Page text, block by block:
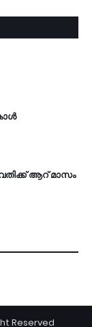
ആറ് മാസം
Reserved